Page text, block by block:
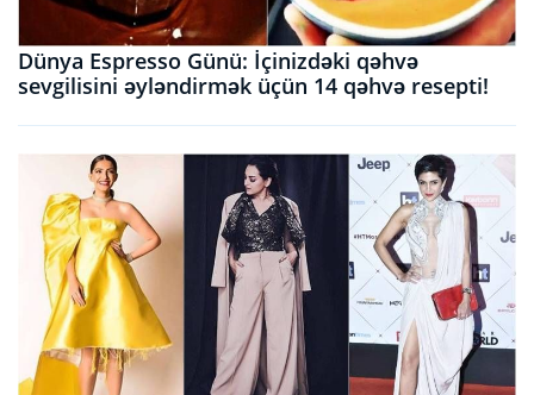
Dünya Espresso Günü: İçinizdəki qəhvə
sevgilisini əyləndirmək üçün 14 qəhvə resepti!